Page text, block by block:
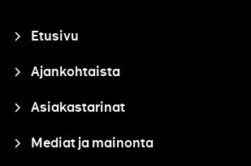
Closure
Etusivu
Ajankohtaista
Asiakastarinat
Mediat ja mainonta